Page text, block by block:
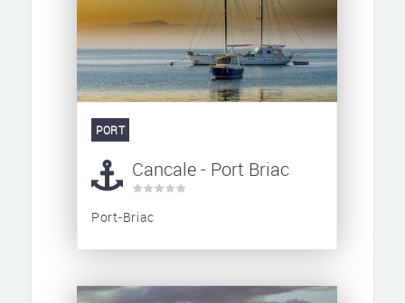
PORT
Cancale - Port Briac
Port-Briac